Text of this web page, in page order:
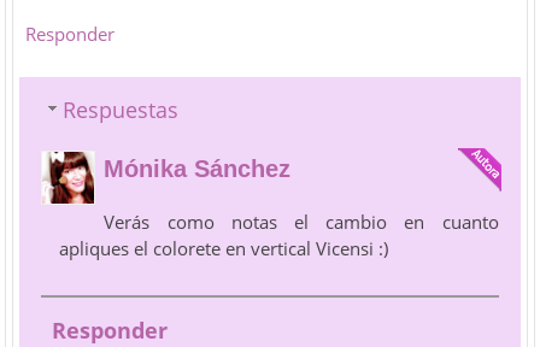
Responder
Respuestas
Mónika Sánchez
Verás como notas el cambio en cuanto
apliques el colorete en vertical Vicensi :)
Responder